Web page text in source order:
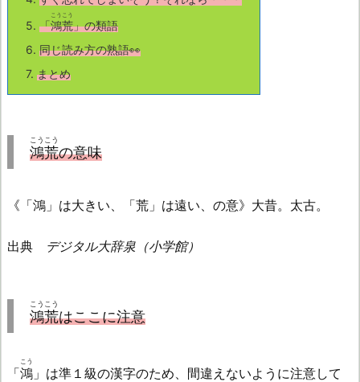
5. 「鴻荒
こうこう
」の類語
6. 同じ読み方の熟語👀
7. まとめ
鴻荒
こうこう
の意味
《「鴻」は大きい、「荒」は遠い、の意》大昔。太古。
出典 デジタル大辞泉（小学館）
鴻荒
こうこう
はここに注意
「鴻
こう
」は準１級の漢字のため、間違えないように注意して